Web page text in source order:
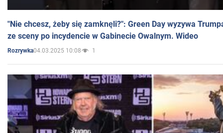
"Nie chcesz, żeby się zamknęli?": Green Day wyzywa
ze sceny po incydencie w Gabinecie Owalnym. Wideo
Rozrywka04.03.2025 10:08 1